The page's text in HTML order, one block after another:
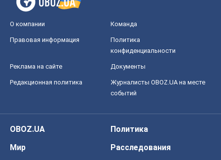
О компании Команда
Правовая информация
Политика
конфиденциальности
Реклама на сайте Документы
Редакционная политика
Журналисты OBOZ.UA на месте
событий
OBOZ.UA
Политика
Мир
Расследования